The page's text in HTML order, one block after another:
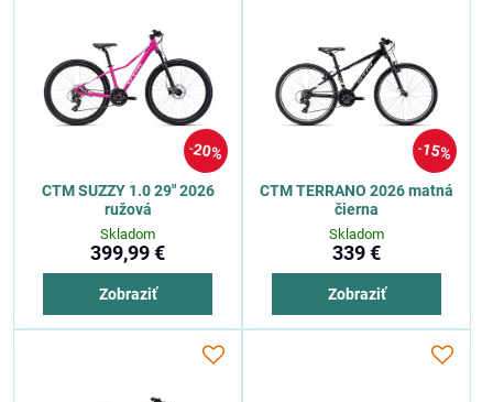
20%
CTM SUZZY 1.0 29" 2026
ružová
Skladom
399,99 €
Zobraziť
15%
CTM TERRANO 2026 matná
čierna
Skladom
339 €
Zobraziť